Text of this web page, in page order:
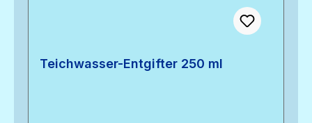
Teichwasser-Entgifter 250 ml